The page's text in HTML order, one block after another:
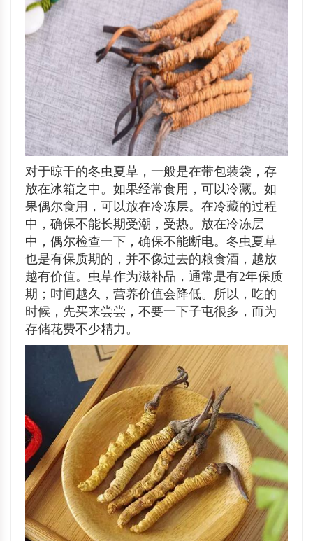
对于晾干的冬虫夏草，一般是在带包装袋，存
放在冰箱之中。如果经常食用，可以冷藏。如
果偶尔食用，可以放在冷冻层。在冷藏的过程
中，确保不能长期受潮，受热。放在冷冻层
中，偶尔检查一下，确保不能断电。冬虫夏草
也是有保质期的，并不像过去的粮食酒，越放
越有价值。虫草作为滋补品，通常是有2年保质
期；时间越久，营养价值会降低。所以，吃的
时候，先买来尝尝，不要一下子屯很多，而为
存储花费不少精力。